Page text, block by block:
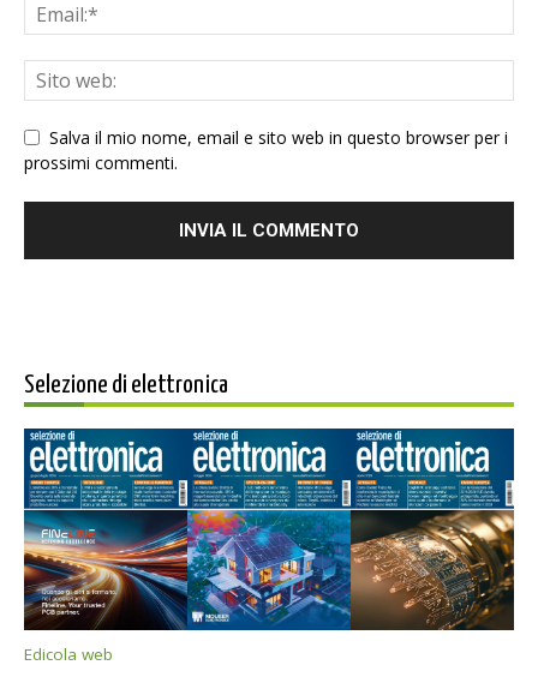
Salva il mio nome, email e sito web in questo browser per i
prossimi commenti.
Selezione di elettronica
Edicola web